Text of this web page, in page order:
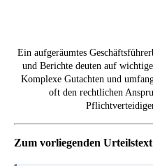
Ein aufgeräumtes
und Berichte deuten auf
Komplexe Gutachten und
oft den rechtlichen
Zum vorliegenden